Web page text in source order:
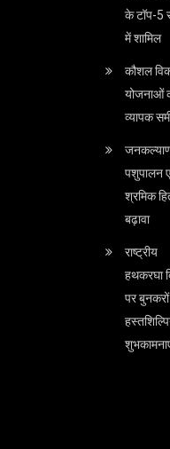
के टॉप-5
में शामिल
कौशल
योजनाओं
व्यापक
पशुपालन
श्रमिक
बढ़ावा
राष्ट्रीय
हथकरघा
पर